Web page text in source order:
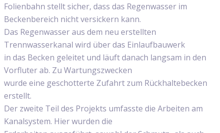
Folienbahn stellt sicher, dass das Regenwasser im
Beckenbereich nicht versickern kann.
Das Regenwasser aus dem neu erstellten
Trennwasserkanal wird über das Einlaufbauwerk
in das Becken geleitet und läuft danach langsam in den
Vorfluter ab. Zu Wartungszwecken
wurde eine geschotterte Zufahrt zum Rückhaltebecken
erstellt.
Der zweite Teil des Projekts umfasste die Arbeiten am
Kanalsystem. Hier wurden die